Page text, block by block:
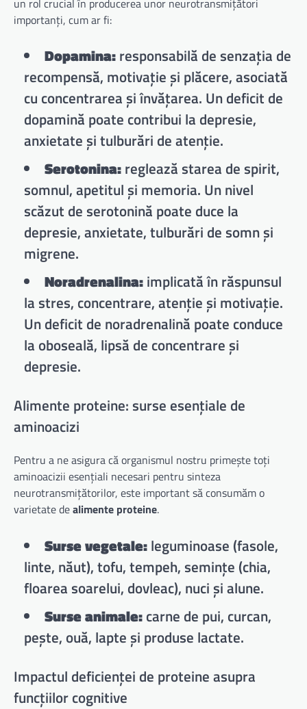
importanți, cum ar fi:
Dopamina:responsabilă de senzația de
recompensă, motivație și plăcere, asociată
cu concentrarea și învățarea. Un deficit de
dopamină poate contribui la depresie,
anxietate și tulburări de atenție.
Serotonina:reglează starea de spirit,
somnul, apetitul și memoria. Un nivel
scăzut de serotonină poate duce la
depresie, anxietate, tulburări de somn și
migrene.
Noradrenalina:implicată în răspunsul
la stres, concentrare, atenție și motivație.
Un deficit de noradrenalină poate conduce
la oboseală, lipsă de concentrare și
depresie.
Alimente proteine: surse esențiale de
aminoacizi
Pentru a ne asigura că organismul nostru primește toți
aminoacizii esențiali necesari pentru sinteza
neurotransmițătorilor, este important să consumăm o
varietate dealimente proteine.
Surse vegetale:leguminoase (fasole,
linte, năut), tofu, tempeh, semințe (chia,
floarea soarelui, dovleac), nuci și alune.
Surse animale:carne de pui, curcan,
pește, ouă, lapte și produse lactate.
Impactul deficienței de proteine asupra
funcțiilor cognitive